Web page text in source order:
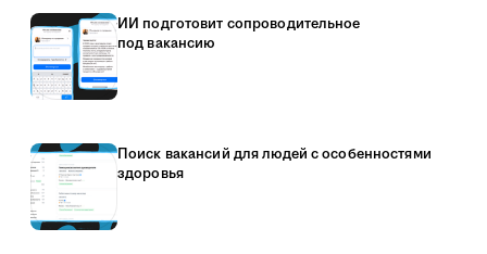
ИИ подготовит сопроводительное
под вакансию
Поиск вакансий для людей с особенностями
здоровья